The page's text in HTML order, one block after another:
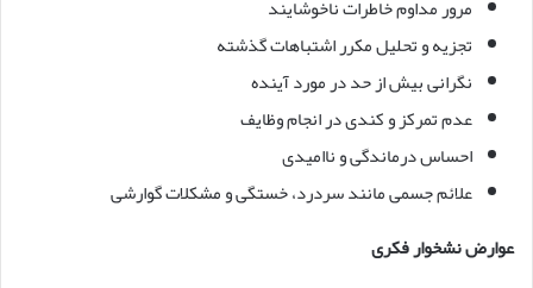
مرور مداوم خاطرات ناخوشایند
تجزیه و تحلیل مکرر اشتباهات گذشته
نگرانی بیش از حد در مورد آینده
عدم تمرکز و کندی در انجام وظایف
احساس درماندگی و ناامیدی
علائم جسمی مانند سردرد، خستگی و مشکلات گوارشی
عوارض نشخوار فکری